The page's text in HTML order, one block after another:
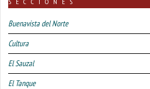
Buenavista del Norte
Cultura
El Sauzal
El Tanque